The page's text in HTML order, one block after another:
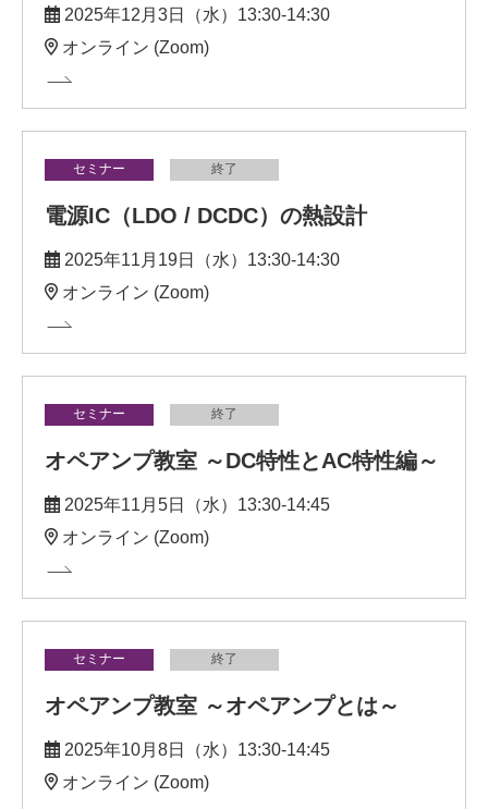
2025年12月3日（水）13:30-14:30
オンライン (Zoom)
セミナー 終了
電源IC（LDO / DCDC）の熱設計
2025年11月19日（水）13:30-14:30
オンライン (Zoom)
セミナー 終了
オペアンプ教室 ～DC特性とAC特性編～
2025年11月5日（水）13:30-14:45
オンライン (Zoom)
セミナー 終了
オペアンプ教室 ～オペアンプとは～
2025年10月8日（水）13:30-14:45
オンライン (Zoom)